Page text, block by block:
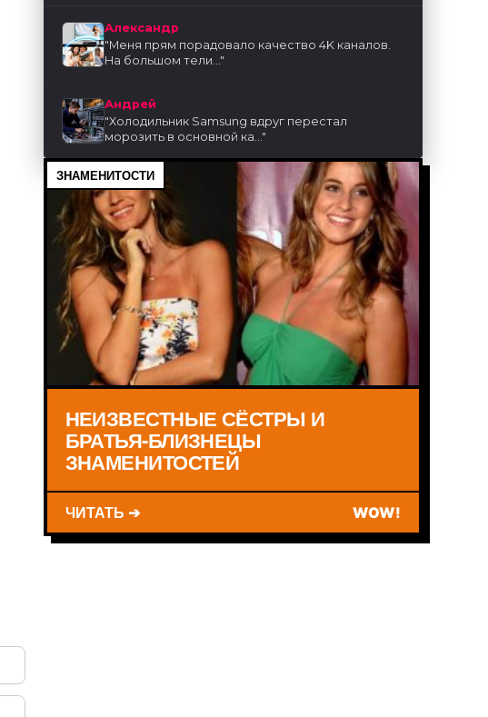
Александр
"Меня прям порадовало качество 4K каналов.
На большом тели..."
Андрей
"Холодильник Samsung вдруг перестал
морозить в основной ка..."
ЗНАМЕНИТОСТИ
НЕИЗВЕСТНЫЕ СЁСТРЫ И
БРАТЬЯ-БЛИЗНЕЦЫ
ЗНАМЕНИТОСТЕЙ
ЧИТАТЬ ➔ WOW!